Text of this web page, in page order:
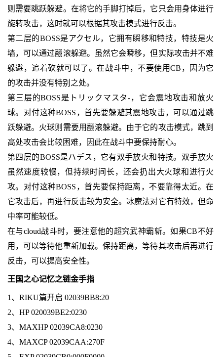
则需要跳跃躲避。在将它的手脚打掉后，它只会用身体进行
旋转攻击，这时就可以根据其攻击模式进行反击。
第二层的BOSS是アクセル，它拥有瞬移和特技，特技是火
墙，可以通过翻滚躲避。虽然它会瞬移，但实际攻击并不难
躲避，追着砍就可以了。在战斗中，不要使用CB，因为它
的攻击并没有特别之处。
第三层的BOSS是トリックマスタ-，它会震地攻击和放火
球。对付这种BOSS，首先要躲避其震地攻击，可以通过跳
跃躲避。火球则需要用翻滚躲避。由于它的攻击模式，跳到
高处攻击会比较困难，因此在战斗中要保持耐心。
第四层的BOSS是ハデス，它有双手放火和特技。双手放火
虽然速度较慢，但持续时间长，还会扔出大火球和进行火
攻。对付这种BOSS，首先要保持距离，不要靠得太近。在
它攻击后，再进行反击较为安全。冰魔法对它有特效，但命
中率可能较低。
在与cloud战斗时，要注意他的超究武神霸斩。如果CB不好
用，可以等待他重新加载。保持距离，等待其攻击后再进行
反击，可以提高安全性。
王国之心记忆之链金手指
1、RIKU篇开启 02039BB8:20
2、HP 020039BE2:0230
3、MAXHP 02039CA8:0230
4、MAXCP 02039CAA:270F